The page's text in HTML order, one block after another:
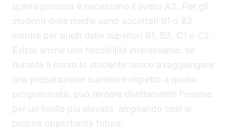
quinta primaria è necessario il livello A2. Per gli
studenti delle medie sono accettati B1 o B2,
mentre per quelli delle superiori B1, B2, C1 o C2.
Esiste anche una flessibilità interessante: se
durante il corso lo studente riesce a raggiungere
una preparazione superiore rispetto a quella
programmata, può tentare direttamente l'esame
per un livello più elevato, ampliando così le
proprie opportunità future.